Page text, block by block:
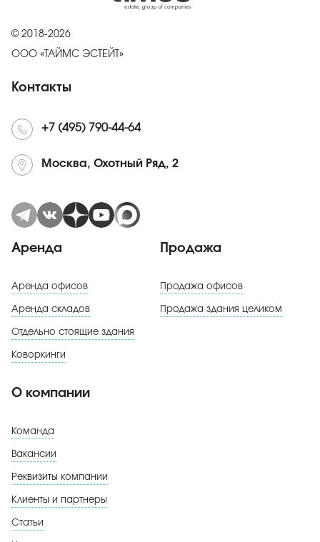
© 2018-2026
ООО «ТАЙМС ЭСТЕЙТ»
Контакты
+7 (495) 790-44-64
Москва, Охотный Ряд, 2
Аренда
Аренда офисов
Аренда складов
Отдельно стоящие здания
Коворкинги
Продажа
Продажа офисов
Продажа здания целиком
О компании
Команда
Вакансии
Реквизиты компании
Клиенты и партнеры
Статьи